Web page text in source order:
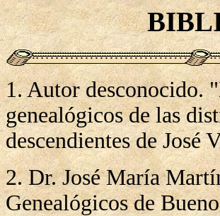
1. Autor desconocido.
genealógicos de las
descendientes de José
2. Dr. José María
Genealógicos de